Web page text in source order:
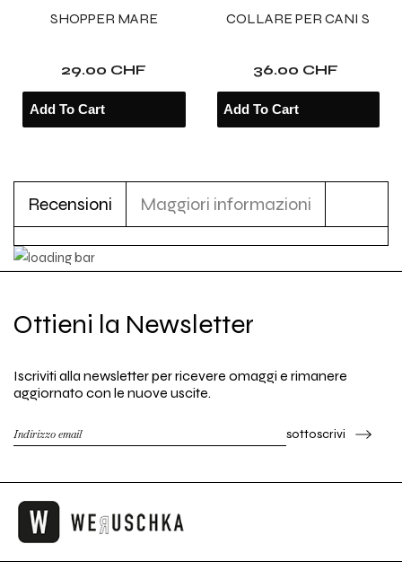
SHOPPER MARE
29.00 CHF
COLLARE PER CANI S
36.00 CHF
Recensioni Maggiori informazioni
Ottieni la Newsletter
Iscriviti alla newsletter per ricevere omaggi e rimanere
aggiornato con le nuove uscite.
sottoscrivi